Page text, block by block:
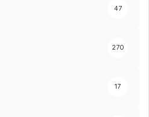
47
270
17